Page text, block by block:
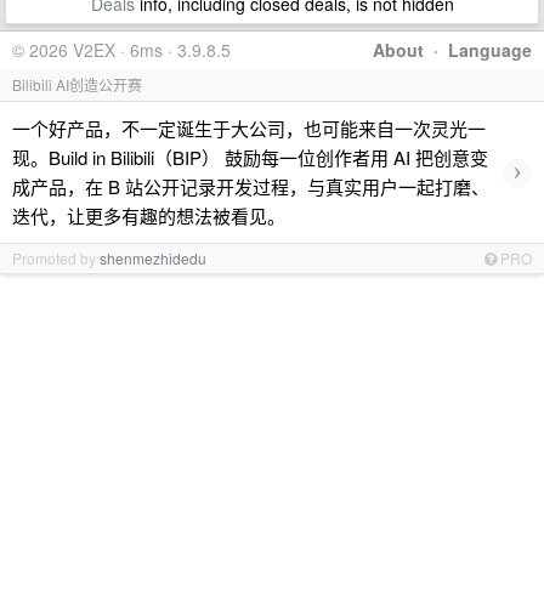
About · Language
© 2026 V2EX · 6ms · 3.9.8.5
Bilibili AI创造公开赛
一个好产品，不一定诞生于大公司，也可能来自一次灵光一
现。Build in Bilibili（BIP） 鼓励每一位创作者用 AI 把创意变
成产品，在 B 站公开记录开发过程，与真实用户一起打磨、
迭代，让更多有趣的想法被看见。
›
Promoted byshenmezhidedu PRO